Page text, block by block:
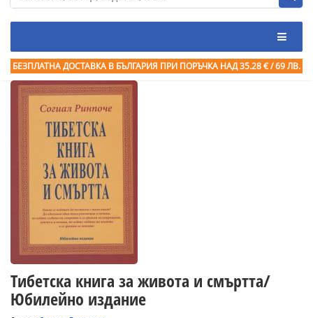
БЕЗПЛАТНА ДОСТАВКА В БЪЛГАРИЯ ПРИ ПОРЪЧКА НАД 35.28 € / 69 ЛВ.
Тибетска книга за живота и смъртта/
Юбилейно издание